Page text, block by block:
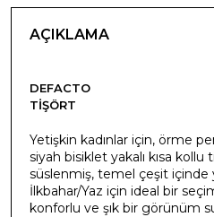
AÇIKLAMA
DEFACTO
TIŞÖRT
Yetişkin kadınlar için, örme
siyah bisiklet yakalı kısa kollu
süslenmiş, temel çeşit içinde
İlkbahar/Yaz için ideal bir
konforlu ve şık bir görünüm